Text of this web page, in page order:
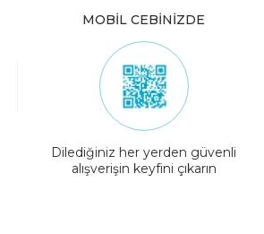
MOBİL CEBİNİZDE
Dilediğiniz her yerden güvenli
alışverişin keyfini çıkarın